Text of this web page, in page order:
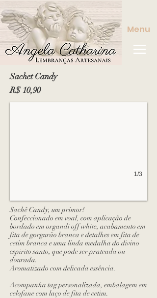
Menu
Sachet Candy
R$ 10,90
1/3
Sachê Candy, um primor!
Confeccionado em voal, com aplicação de
bordado em organdi off white, acabamento em
fita de gorgurão branca e detalhes em fita de
cetim branca e uma linda medalha do divino
espirito santo, que pode ser prateada ou
dourada.
Aromatizado com delicada essência.
Acompanha tag personalizada, embalagem em
celofane com laço de fita de cetim.